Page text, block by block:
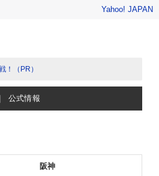
Yahoo! JAPAN
！（PR）
公式情報
阪神